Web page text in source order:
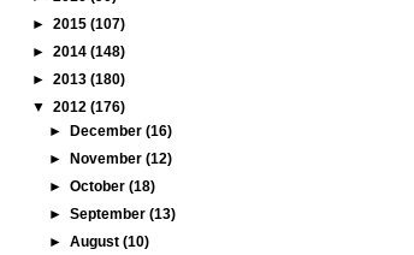
► 2015 (107)
► 2014 (148)
► 2013 (180)
▼ 2012 (176)
►
December(16)
►
November(12)
►October(18)
►September(13)
►August(10)